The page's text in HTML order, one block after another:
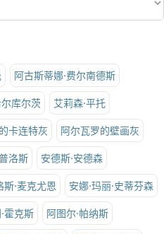
阿古斯蒂娜·费尔南德斯
库尔茨 艾莉森·平托
卡连特灰 阿尔瓦罗的壁画灰
洛斯 安德斯·安德森
斯·麦克尤恩 安娜·玛丽·史蒂芬森
霍克斯 阿图尔·帕纳斯